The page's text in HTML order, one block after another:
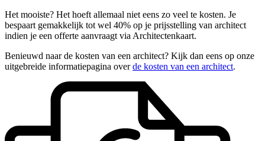
Het mooiste? Het hoeft allemaal niet eens zo veel te kosten. Je
bespaart gemakkelijk tot wel 40% op je prijsstelling van architect
indien je een offerte aanvraagt via Architectenkaart.
Benieuwd naar de kosten van een architect? Kijk dan eens op onze
uitgebreide informatiepagina overde kosten van een architect.